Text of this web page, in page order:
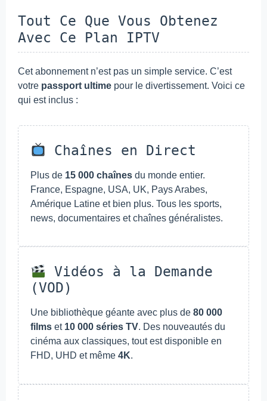
Tout Ce Que Vous Obtenez
Avec Ce Plan IPTV
Cet abonnement n’est pas un simple service. C’est
votre passport ultime pour le divertissement. Voici ce
qui est inclus :
Chaînes en Direct
Plus de 15 000 chaînes du monde entier.
France, Espagne, USA, UK, Pays Arabes,
Amérique Latine et bien plus. Tous les sports,
news, documentaires et chaînes généralistes.
Vidéos à la Demande
(VOD)
Une bibliothèque géante avec plus de 80 000
films et 10 000 séries TV. Des nouveautés du
cinéma aux classiques, tout est disponible en
FHD, UHD et même 4K.